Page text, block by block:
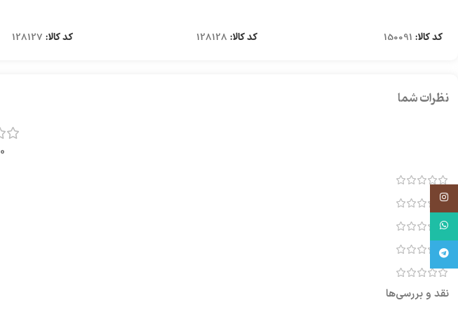
کد کالا: 150091 کد کالا: 128128 کد کالا: 128127
نظرات شما
0 دیدگاه
نقد و بررسی‌ها
اینستاگرام
واتساپ
تلگرام